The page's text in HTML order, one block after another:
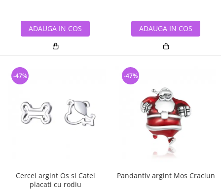
ADAUGA IN COS ADAUGA IN COS
Cercei argint Os si Catel
placati cu rodiu
-47%
Pandantiv argint Mos Craciun
-47%